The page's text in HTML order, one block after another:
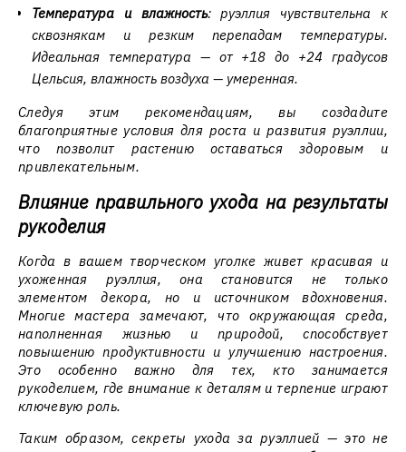
Температура и влажность: руэллия чувствительна к
сквознякам и резким перепадам температуры.
Идеальная температура — от +18 до +24 градусов
Цельсия, влажность воздуха — умеренная.
Следуя этим рекомендациям, вы создадите
благоприятные условия для роста и развития руэллии,
что позволит растению оставаться здоровым и
привлекательным.
Влияние правильного ухода на результаты
рукоделия
Когда в вашем творческом уголке живет красивая и
ухоженная руэллия, она становится не только
элементом декора, но и источником вдохновения.
Многие мастера замечают, что окружающая среда,
наполненная жизнью и природой, способствует
повышению продуктивности и улучшению настроения.
Это особенно важно для тех, кто занимается
рукоделием, где внимание к деталям и терпение играют
ключевую роль.
Таким образом, секреты ухода за руэллией — это не